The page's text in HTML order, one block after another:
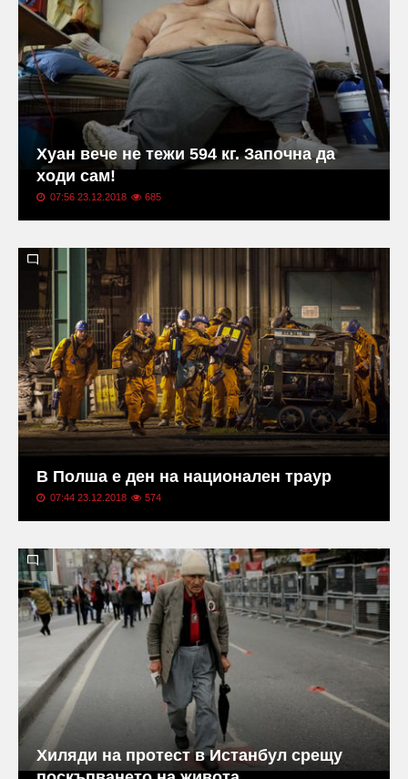
Хуан вече не тежи 594 кг. Започна да
ходи сам!
07:56 23.12.2018 685
В Полша е ден на национален траур
07:44 23.12.2018 574
Хиляди на протест в Истанбул срещу